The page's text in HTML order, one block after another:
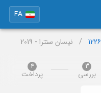
FA
1226
/ نیسان سنترا - 2019
3
بررسی
4
پرداخت